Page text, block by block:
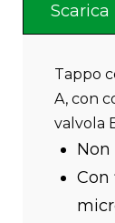
Scarica
Tappo
A, con
valvola
Con